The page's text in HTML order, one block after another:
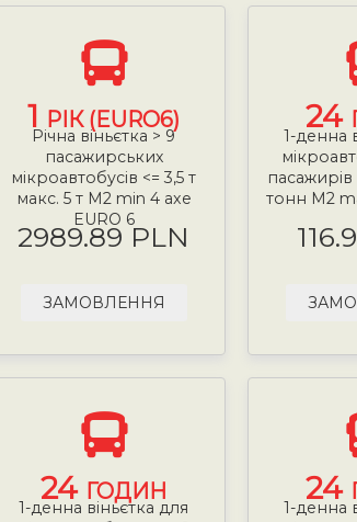
1 РІК (EURO6)
Річна віньєтка > 9
пасажирських
мікроавтобусів <= 3,5 т
макс. 5 т М2 min 4 axe
EURO 6
2989.89 PLN
ЗАМОВЛЕННЯ
24
1-денна
пасажирів
тонн М2
24 ГОДИН
1-денна віньєтка для
24
1-денна